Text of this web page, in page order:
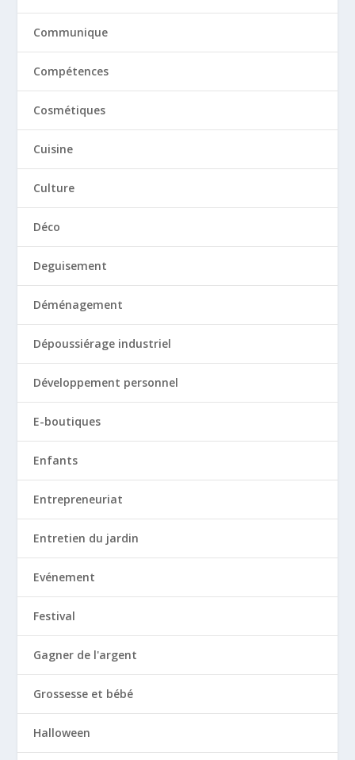
Communique
Compétences
Cosmétiques
Cuisine
Culture
Déco
Deguisement
Déménagement
Dépoussiérage industriel
Développement personnel
E-boutiques
Enfants
Entrepreneuriat
Entretien du jardin
Evénement
Festival
Gagner de l'argent
Grossesse et bébé
Halloween